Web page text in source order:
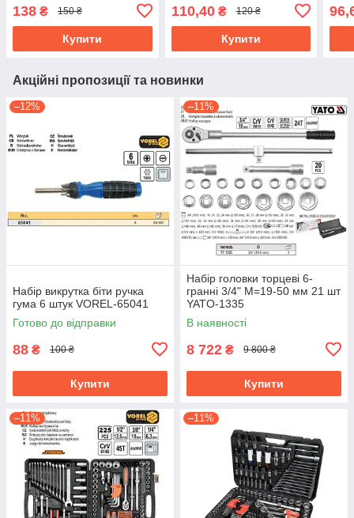
138 ₴ 150 ₴
Купити
110,40₴ 120 ₴
Купити
Акційні пропозиції та новинки
–12%
Набір викрутка біти ручка
гума 6 штук VOREL-65041
Готово до відправки
88 ₴ 100 ₴
Купити
–11%
Набір головки торцеві 6-
гранні 3/4" М=19-50 мм 21 шт
YATO-1335
В наявності
8 722 ₴ 9 800 ₴
Купити
–11% –11%